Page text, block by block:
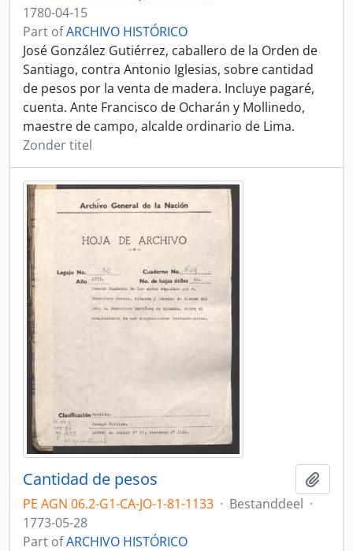
1780-04-15
Part ofARCHIVO HISTÓRICO
José González Gutiérrez, caballero de la Orden de
Santiago, contra Antonio Iglesias, sobre cantidad
de pesos por la venta de madera. Incluye pagaré,
cuenta. Ante Francisco de Ocharán y Mollinedo,
maestre de campo, alcalde ordinario de Lima.
Zonder titel
Cantidad de pesos
PE AGN 06.2-G1-CA-JO-1-81-1133 · Bestanddeel ·
1773-05-28
Part ofARCHIVO HISTÓRICO